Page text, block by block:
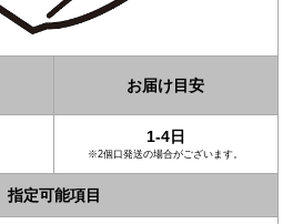
お届け目安
1-4日
※2個口発送の場合がございます。
指定可能項目